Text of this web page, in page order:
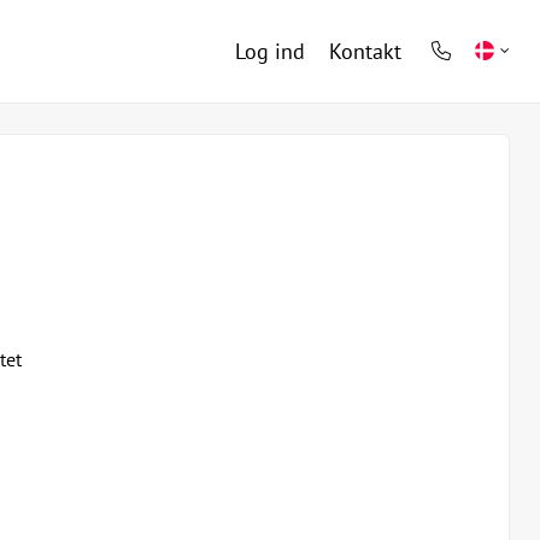
Log ind Kontakt
phone